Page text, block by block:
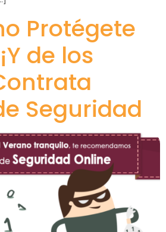
Protégete
de los
Seguridad